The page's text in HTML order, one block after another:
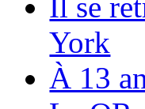
York
À 13